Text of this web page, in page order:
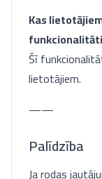
Kas
Šī
lietotājiem.
——
Palīdzība
Ja rodas